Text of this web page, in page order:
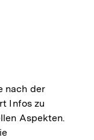
nach der
Infos zu
Aspekten.